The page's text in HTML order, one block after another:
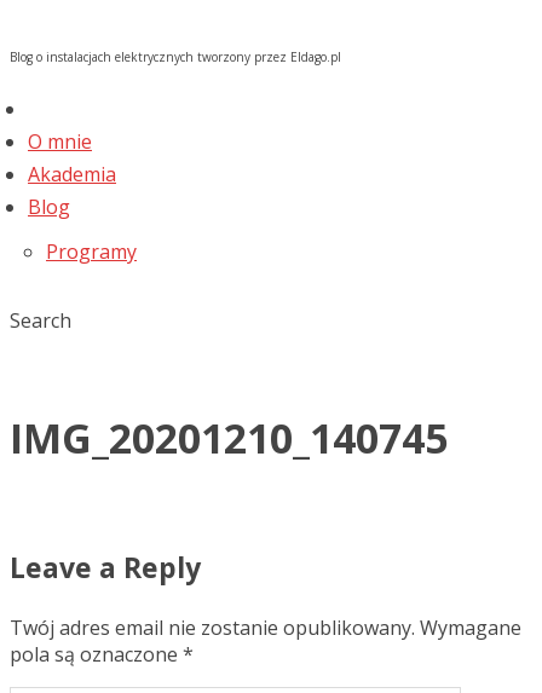
Blog o instalacjach elektrycznych tworzony przez Eldago.pl
O mnie
Akademia
Blog
Programy
Search
IMG_20201210_140745
Leave a Reply
Twój adres email nie zostanie opublikowany. Wymagane
pola są oznaczone *